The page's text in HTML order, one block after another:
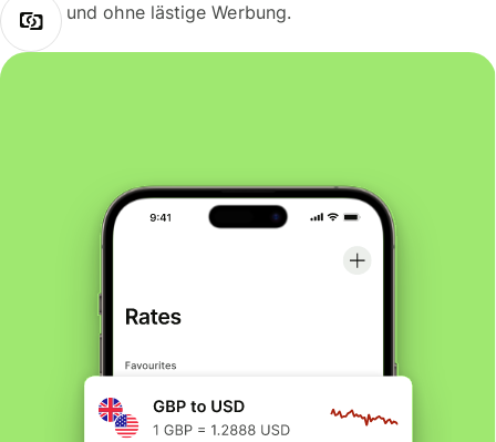
und ohne lästige Werbung.